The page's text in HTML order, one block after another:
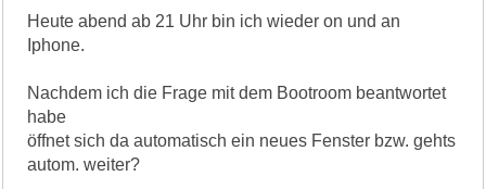
Heute abend ab 21 Uhr bin ich wieder on und an
Iphone.
Nachdem ich die Frage mit dem Bootroom beantwortet
habe
öffnet sich da automatisch ein neues Fenster bzw. gehts
autom. weiter?